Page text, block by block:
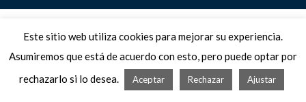
Términos, condiciones, políticas y avisos
Powered by Solano Telecom & Services
Este sitio web utiliza cookies para mejorar su experiencia.
Asumiremos que está de acuerdo con esto, pero puede optar por
rechazarlo si lo desea.
Aceptar Rechazar Ajustar